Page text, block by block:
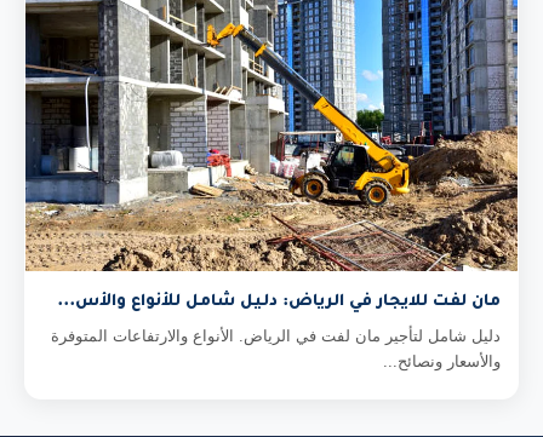
مان لفت للايجار في الرياض: دليل شامل للأنواع والأس...
دليل شامل لتأجير مان لفت في الرياض. الأنواع والارتفاعات المتوفرة
والأسعار ونصائح...